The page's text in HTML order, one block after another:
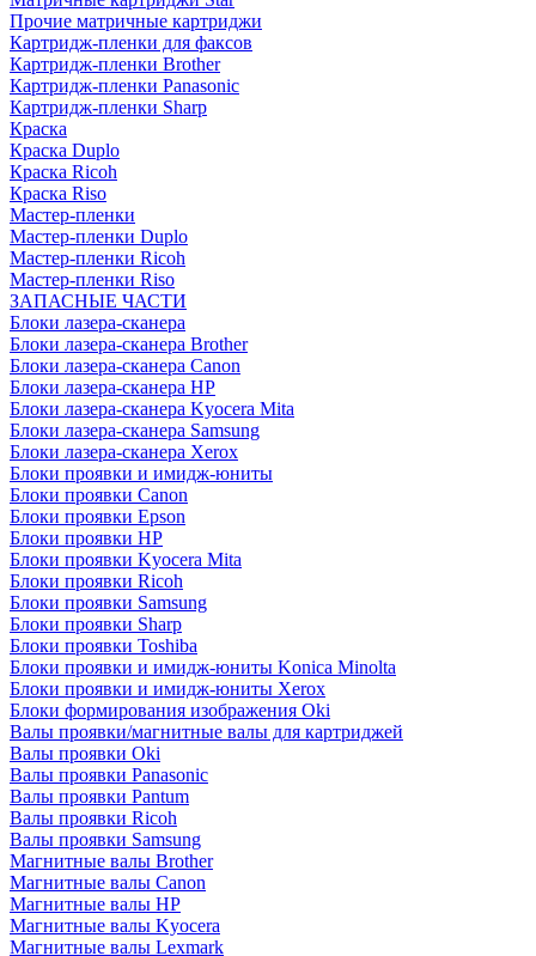
Прочие матричные картриджи
Картридж-пленки для факсов
Картридж-пленки Brother
Картридж-пленки Panasonic
Картридж-пленки Sharp
Краска
Краска Duplo
Краска Ricoh
Краска Riso
Мастер-пленки
Мастер-пленки Duplo
Мастер-пленки Ricoh
Мастер-пленки Riso
ЗАПАСНЫЕ ЧАСТИ
Блоки лазера-сканера
Блоки лазера-сканера Brother
Блоки лазера-сканера Canon
Блоки лазера-сканера HP
Блоки лазера-сканера Kyocera Mita
Блоки лазера-сканера Samsung
Блоки лазера-сканера Xerox
Блоки проявки и имидж-юниты
Блоки проявки Canon
Блоки проявки Epson
Блоки проявки HP
Блоки проявки Kyocera Mita
Блоки проявки Ricoh
Блоки проявки Samsung
Блоки проявки Sharp
Блоки проявки Toshiba
Блоки проявки и имидж-юниты Konica Minolta
Блоки проявки и имидж-юниты Xerox
Блоки формирования изображения Oki
Валы проявки/магнитные валы для картриджей
Валы проявки Oki
Валы проявки Panasonic
Валы проявки Pantum
Валы проявки Ricoh
Валы проявки Samsung
Магнитные валы Brother
Магнитные валы Canon
Магнитные валы HP
Магнитные валы Kyocera
Магнитные валы Lexmark